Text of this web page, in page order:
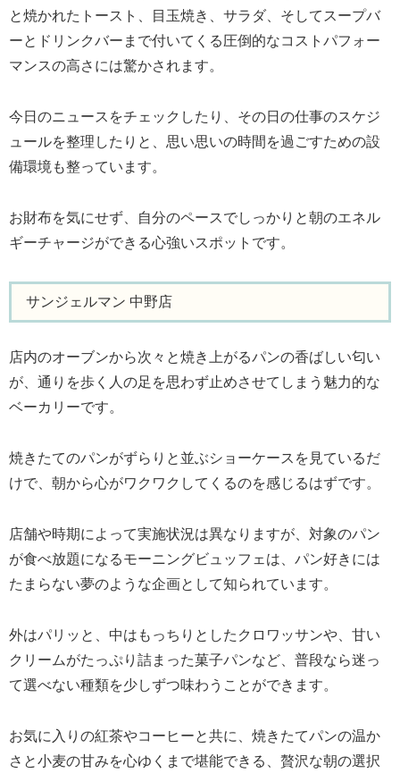
と焼かれたトースト、目玉焼き、サラダ、そしてスープバ
ーとドリンクバーまで付いてくる圧倒的なコストパフォー
マンスの高さには驚かされます。
今日のニュースをチェックしたり、その日の仕事のスケジ
ュールを整理したりと、思い思いの時間を過ごすための設
備環境も整っています。
お財布を気にせず、自分のペースでしっかりと朝のエネル
ギーチャージができる心強いスポットです。
サンジェルマン 中野店
店内のオーブンから次々と焼き上がるパンの香ばしい匂い
が、通りを歩く人の足を思わず止めさせてしまう魅力的な
ベーカリーです。
焼きたてのパンがずらりと並ぶショーケースを見ているだ
けで、朝から心がワクワクしてくるのを感じるはずです。
店舗や時期によって実施状況は異なりますが、対象のパン
が食べ放題になるモーニングビュッフェは、パン好きには
たまらない夢のような企画として知られています。
外はパリッと、中はもっちりとしたクロワッサンや、甘い
クリームがたっぷり詰まった菓子パンなど、普段なら迷っ
て選べない種類を少しずつ味わうことができます。
お気に入りの紅茶やコーヒーと共に、焼きたてパンの温か
さと小麦の甘みを心ゆくまで堪能できる、贅沢な朝の選択